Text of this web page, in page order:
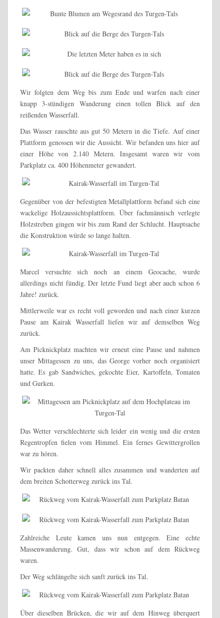
Wir folgten dem Weg bis zum Ende und warfen nach einer
knapp 3-stündigen Wanderung einen tollen Blick auf den
reißenden Wasserfall.
Das Wasser rauschte aus gut 50 Metern in die Tiefe. Auf einer
Plattform genossen wir die Aussicht. Wir befanden uns hier auf
einer Höhe von 2.140 Metern. Insgesamt waren wir vom
Parkplatz ca. 400 Höhenmeter gewandert.
Gegenüber von der befestigten Metallplattform befand sich eine
wackelige Holzaussichtsplattform. Über fachmännisch verlegte
Holzstreben gingen wir bis zum Rand der Schlucht. Hauptsache
die Konstruktion würde so lange halten.
Marcel versuchte sich noch an einem Geocache, wurde
allerdings nicht fündig. Der letzte Fund liegt aber auch schon 6
Jahre! zurück.
Mittlerweile war es recht voll geworden und nach einer kurzen
Pause am Kairak Wasserfall liefen wir auf demselben Weg
zurück.
Am Picknickplatz machten wir erneut eine Pause und nahmen
unser Mittagessen zu uns, das George vorher noch organisiert
hatte. Es gab Sandwiches, gekochte Eier, Kartoffeln, Tomaten
und Gurken.
Das Wetter verschlechterte sich leider ein wenig und die ersten
Regentropfen fielen vom Himmel. Ein fernes Gewittergrollen
war zu hören.
Wir packten daher schnell alles zusammen und wanderten auf
dem breiten Schotterweg zurück ins Tal.
Zahlreiche Leute kamen uns nun entgegen. Eine echte
Massenwanderung. Gut, dass wir schon auf dem Rückweg
waren.
Der Weg schlängelte sich sanft zurück ins Tal.
Über dieselben Brücken, die wir auf dem Hinweg überquert